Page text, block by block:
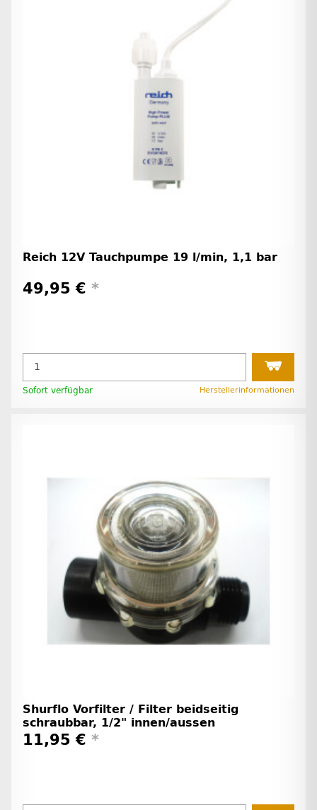
Reich 12V Tauchpumpe 19 l/min, 1,1 bar
49,95 € *
Sofort verfügbar Herstellerinformationen
Shurflo Vorfilter / Filter beidseitig
schraubbar, 1/2" innen/aussen
11,95 € *